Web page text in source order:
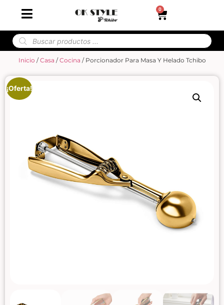
0
Inicio /Casa /Cocina / Porcionador Para Masa Y Helado Tchibo
¡Oferta!